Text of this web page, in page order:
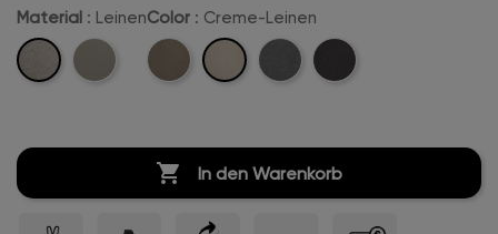
Material : Leinen
Leinen
Marine-
Color : Creme-Leinen
Beige-
Creme-
Leinen
Kreige- Anthrazit-
 In den Warenkorb